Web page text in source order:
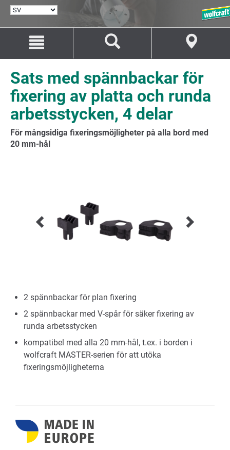
innehåll
navigation
Sats med spännbackar för
fixering av platta och runda
arbetsstycken, 4 delar
För mångsidiga fixeringsmöjligheter på alla bord med
20 mm-hål
2 spännbackar för plan fixering
2 spännbackar med V-spår för säker fixering av
runda arbetsstycken
kompatibel med alla 20 mm-hål, t.ex. i borden i
wolfcraft MASTER-serien för att utöka
fixeringsmöjligheterna